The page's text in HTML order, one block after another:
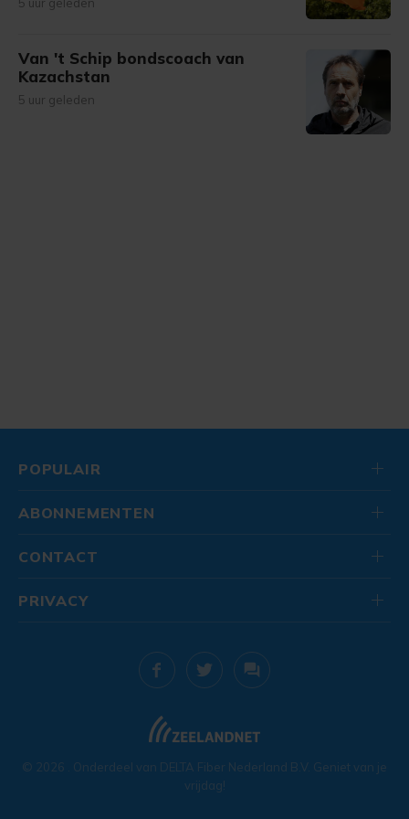
Van 't Schip bondscoach van
Kazachstan
5 uur geleden
POPULAIR
ABONNEMENTEN
CONTACT
© 2026 . Onderdeel van DELTA Fiber Nederland B.V. Geniet van je
vrijdag!
PRIVACY